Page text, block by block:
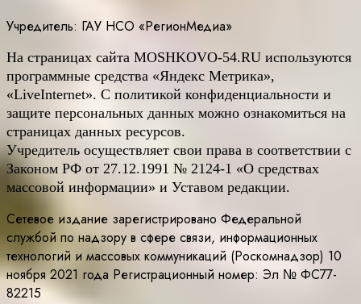
Учредитель: ГАУ НСО «РегионМедиа»
На страницах сайта MOSHKOVO-54.RU используются
программные средства «Яндекс Метрика»,
«LiveInternet». С политикой конфиденциальности и
защите персональных данных можно ознакомиться на
страницах данных ресурсов.
Учредитель осуществляет свои права в соответствии с
Законом РФ от 27.12.1991 № 2124-1 «О средствах
массовой информации» и Уставом редакции.
Сетевое издание зарегистрировано Федеральной
службой по надзору в сфере связи, информационных
технологий и массовых коммуникаций (Роскомнадзор) 10
ноября 2021 года Регистрационный номер: Эл № ФС77-
82215